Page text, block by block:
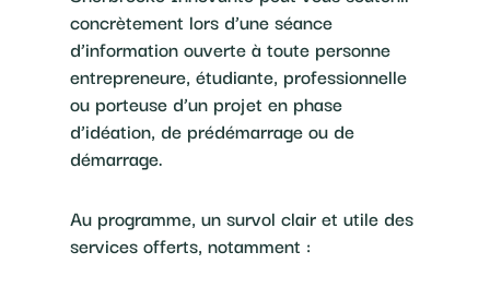
concrètement lors d’une séance
d’information ouverte à toute personne
entrepreneure, étudiante, professionnelle
ou porteuse d’un projet en phase
d’idéation, de prédémarrage ou de
démarrage.
Au programme, un survol clair et utile des
services offerts, notamment :